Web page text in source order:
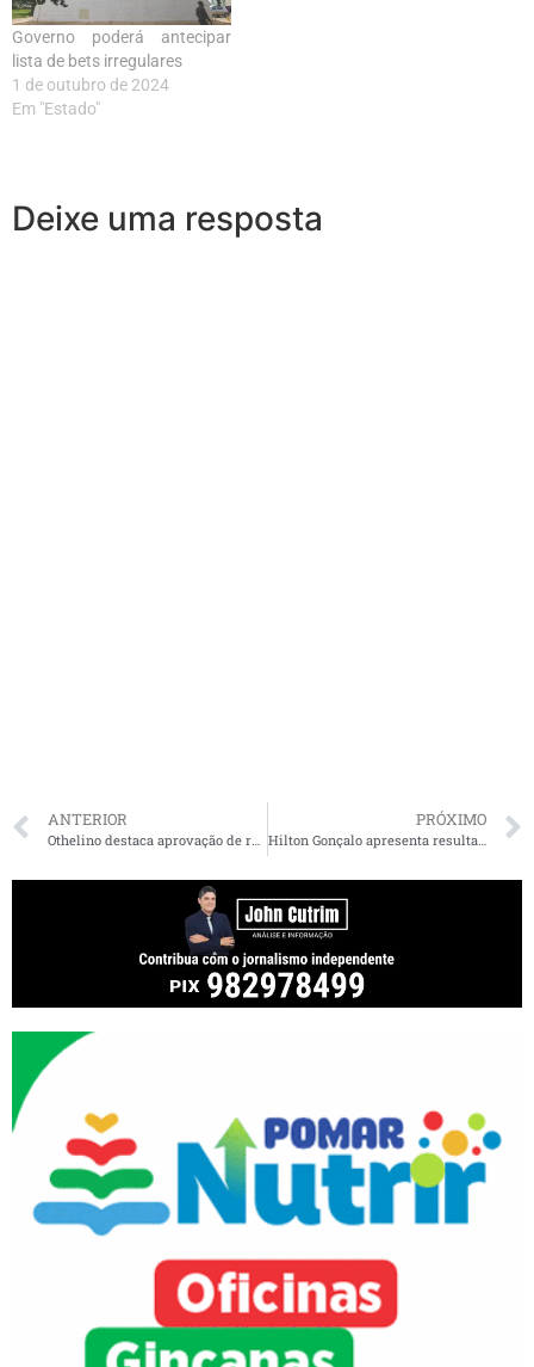
Governo poderá antecipar
lista de bets irregulares
1 de outubro de 2024
Em "Estado"
Deixe uma resposta
ANTERIOR PRÓXIMO
Hilton Gonçalo apresenta resultados da vacinação em Santa Rita para Procurador-Geral de Justiça do Maranhão